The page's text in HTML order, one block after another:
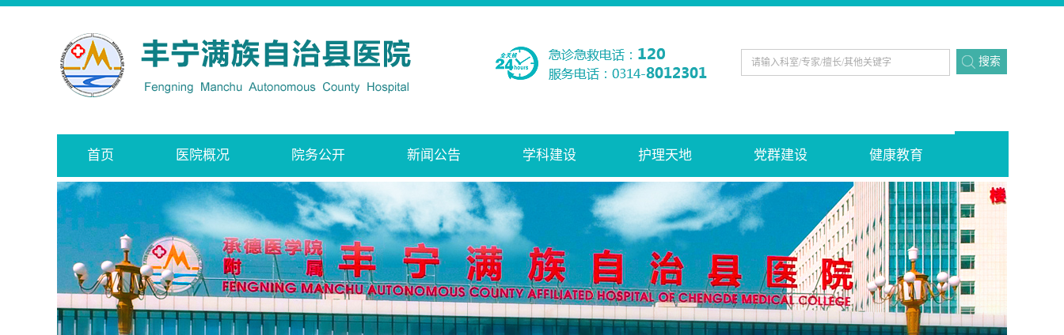
首页 医院概况 院务公开 新闻公告 学科建设 护理天地 党群建设 健康教育